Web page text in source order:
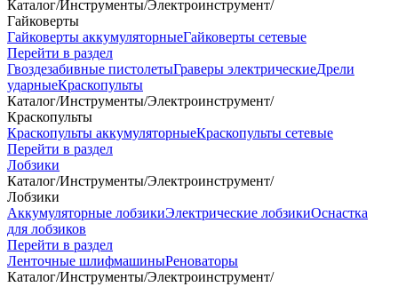
Каталог/Инструменты/Электроинструмент/
Гайковерты
Гайковерты аккумуляторныеГайковерты сетевые
Перейти в раздел
Гвоздезабивные пистолетыГраверы электрическиеДрели
ударныеКраскопульты
Каталог/Инструменты/Электроинструмент/
Краскопульты
Краскопульты аккумуляторныеКраскопульты сетевые
Перейти в раздел
Лобзики
Каталог/Инструменты/Электроинструмент/
Лобзики
Аккумуляторные лобзикиЭлектрические лобзикиОснастка
для лобзиков
Перейти в раздел
Ленточные шлифмашиныРеноваторы
Каталог/Инструменты/Электроинструмент/